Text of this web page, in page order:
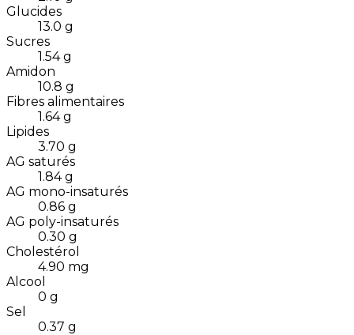
Glucides
13.0 g
Sucres
1.54 g
Amidon
10.8 g
Fibres alimentaires
1.64 g
Lipides
3.70 g
AG saturés
1.84 g
AG mono-insaturés
0.86 g
AG poly-insaturés
0.30 g
Cholestérol
4.90 mg
Alcool
0 g
Sel
0.37 g